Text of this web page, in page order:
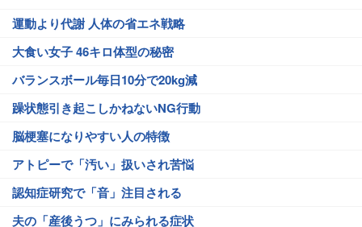
運動より代謝 人体の省エネ戦略
大食い女子 46キロ体型の秘密
バランスボール毎日10分で20kg減
躁状態引き起こしかねないNG行動
脳梗塞になりやすい人の特徴
アトピーで「汚い」扱いされ苦悩
認知症研究で「音」注目される
夫の「産後うつ」にみられる症状